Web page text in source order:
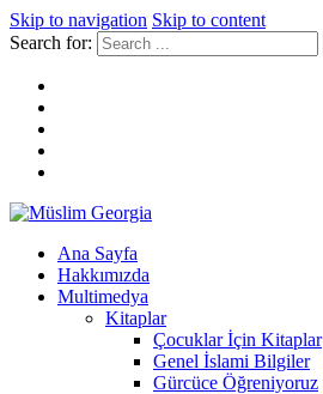
Skip to navigation Skip to content
Search for:
Müslim Georgia
Ana Sayfa
Hakkımızda
Multimedya
Kitaplar
Çocuklar İçin Kitaplar
Genel İslami Bilgiler
Gürcüce Öğreniyoruz